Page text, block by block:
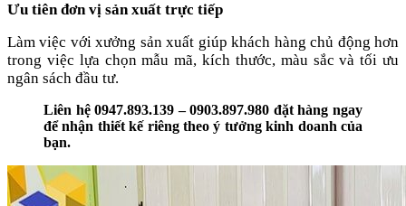
Ưu tiên đơn vị sản xuất trực tiếp
Làm việc với xưởng sản xuất giúp khách hàng chủ động hơn
trong việc lựa chọn mẫu mã, kích thước, màu sắc và tối ưu
ngân sách đầu tư.
Liên hệ 0947.893.139 – 0903.897.980 đặt hàng ngay
để nhận thiết kế riêng theo ý tưởng kinh doanh của
bạn.